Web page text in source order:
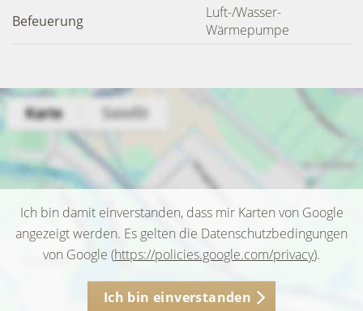
Befeuerung
Luft-/Wasser-
Wärmepumpe
Ich bin damit einverstanden, dass mir Karten von Google
angezeigt werden. Es gelten die Datenschutzbedingungen
von Google (https://policies.google.com/privacy).
Ich bin einverstanden